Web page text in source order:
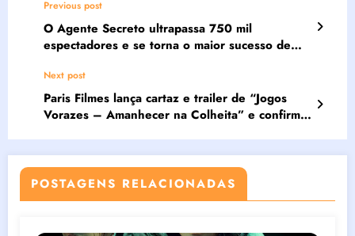
Previous post
O Agente Secreto ultrapassa 750 mil
espectadores e se torna o maior sucesso de
Next post
Paris Filmes lança cartaz e trailer de “Jogos
Vorazes – Amanhecer na Colheita” e confirma
POSTAGENS RELACIONADAS